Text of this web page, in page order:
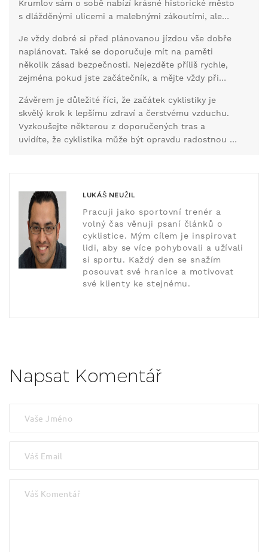
Krumlov sám o sobě nabízí krásné historické město
s dlážděnými ulicemi a malebnými zákoutími, ale
náročnější výlety na kole. Jízda zde bude napínavá a
zároveň obohacující vzhledem k přírodním
scenériím, které tato oblast nabízí.
Je vždy dobré si před plánovanou jízdou vše dobře
naplánovat. Také se doporučuje mít na paměti
několik zásad bezpečnosti. Nejezděte příliš rychle,
zejména pokud jste začátečník, a mějte vždy při
předpisy a buďte ohleduplní k ostatním účastníkům
silničního provozu.
Závěrem je důležité říci, že začátek cyklistiky je
skvělý krok k lepšímu zdraví a čerstvému vzduchu.
Vyzkoušejte některou z doporučených tras a
uvidíte, že cyklistika může být opravdu radostnou a
LUKÁŠ NEUŽIL
Pracuji jako sportovní trenér a
volný čas věnuji psaní článků o
cyklistice. Mým cílem je inspirovat
lidi, aby se více pohybovali a užívali
si sportu. Každý den se snažím
posouvat své hranice a motivovat
své klienty ke stejnému.
Napsat Komentář